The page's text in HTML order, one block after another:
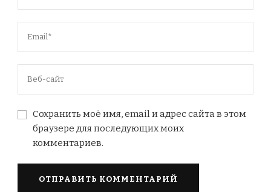
Сохранить моё имя, email и адрес сайта в этом
браузере для последующих моих
комментариев.